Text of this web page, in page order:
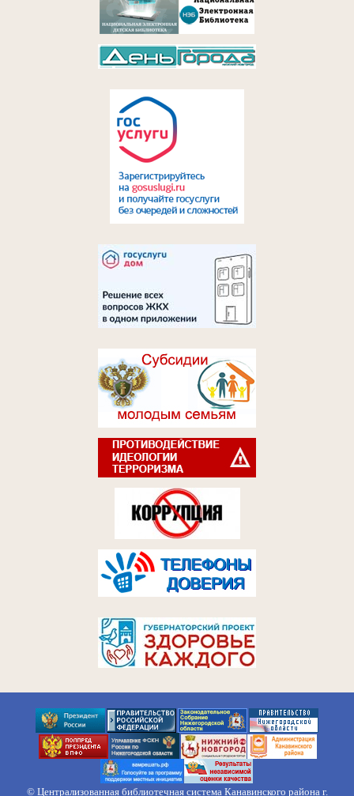
© Централизованная библиотечная система Канавинского района г.